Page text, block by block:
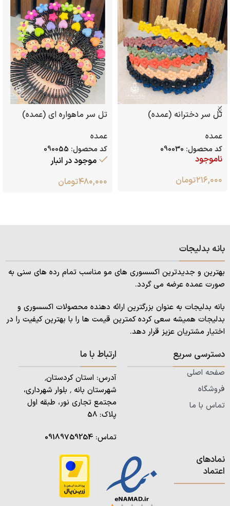
تل سر دخترانه (عمده)
عمده
کد محصول: 090030
ناموجود
۲۱۶,۰۰۰تومان
تل سر ماهواره ای (عمده)
عمده
کد محصول: 090055
موجود در انبار
۴۸۰,۰۰۰تومان
بانه بدلیجات
بهترین و جدیدترین اکسسوری های مو مناسب تمام رده های سنی به
صورت عمده عرضه می گردد.
بانه بدلیجات به عنوان بزرگترین ارائه دهنده محصولات اکسسوری و
بدلیجات همیشه سعی کرده کمترین قیمت ها را با بهترین کیفیت را در
اختیار مشتریان عزیز قرار دهد.
دسترسی سریع
صفحه اصلی
فروشگاه
تماس با ما
ارتباط با ما
آدرس: استان کردستان٬
شهرستان بانه ٬ بلوار شهرداری،
مجتمع تجاری نور، طبقه اول
پلاک: 58
تماس: 09189759254
نمادهای
اعتماد